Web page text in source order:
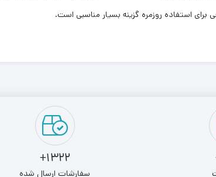
برای استفاده روزمره گزینه بسیار مناسبی است.
1322+
سفارشات ارسال شده